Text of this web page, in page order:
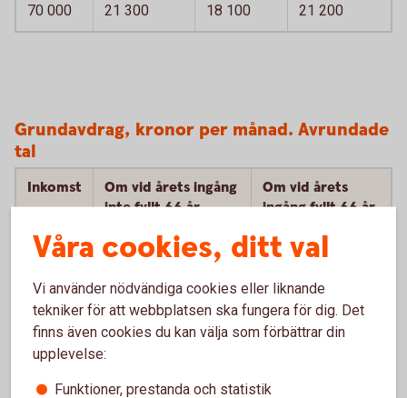
70 000 21 300 18 100 21 200
Grundavdrag, kronor per månad. Avrundade
tal
Inkomst
Om vid årets ingång
inte fyllt 66 år
Om vid årets
ingång fyllt 66 år
20 000 3 300 10 100
30 000 2 300 12 600
50 000 1 400 14 900
Våra cookies, ditt val
Vi använder nödvändiga cookies eller liknande
tekniker för att webbplatsen ska fungera för dig. Det
finns även cookies du kan välja som förbättrar din
upplevelse:
Funktioner, prestanda och statistik